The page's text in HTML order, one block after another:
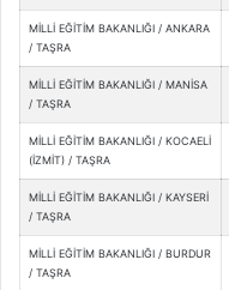
MİLLİ EĞİTİM BAKANLIĞI / ANKARA
/ TAŞRA
MİLLİ EĞİTİM BAKANLIĞI / MANİSA
/ TAŞRA
MİLLİ EĞİTİM BAKANLIĞI / KOCAELİ
(İZMİT) / TAŞRA
MİLLİ EĞİTİM BAKANLIĞI / KAYSERİ
/ TAŞRA
MİLLİ EĞİTİM BAKANLIĞI / BURDUR
/ TAŞRA